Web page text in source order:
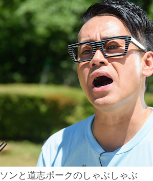
ンと道志ポークのしゃぶしゃぶ